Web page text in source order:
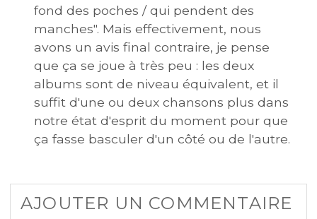
fond des poches / qui pendent des
manches". Mais effectivement, nous
avons un avis final contraire, je pense
que ça se joue à très peu : les deux
albums sont de niveau équivalent, et il
suffit d'une ou deux chansons plus dans
notre état d'esprit du moment pour que
ça fasse basculer d'un côté ou de l'autre.
AJOUTER UN COMMENTAIRE